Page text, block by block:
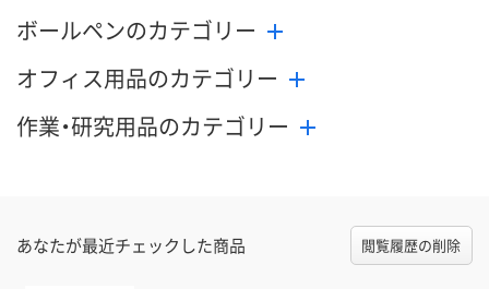
ボールペンのカテゴリー
オフィス用品のカテゴリー
作業・研究用品のカテゴリー
あなたが最近チェックした商品 閲覧履歴の削除